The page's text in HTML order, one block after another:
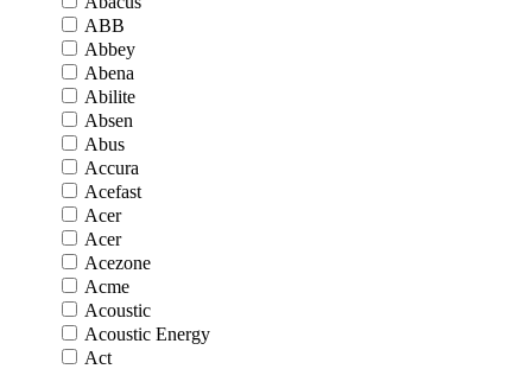
ABB
Abbey
Abena
Abilite
Absen
Abus
Accura
Acefast
Acer
Acer
Acezone
Acme
Acoustic
Acoustic Energy
Act